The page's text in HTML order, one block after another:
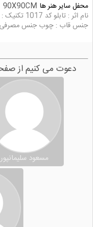
محفل سایر هنر ها 90X90CM
جنس قاب : چوب جنس مصرفی
دعوت می کنیم از
مسعود سلیمانپور